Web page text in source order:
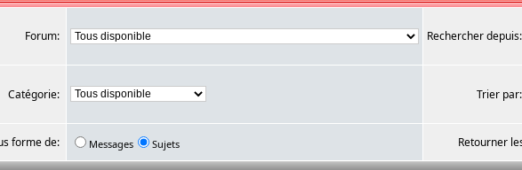
Forum: Rechercher depuis:
Catégorie: Trier par:
forme de: Messages Sujets Retourner